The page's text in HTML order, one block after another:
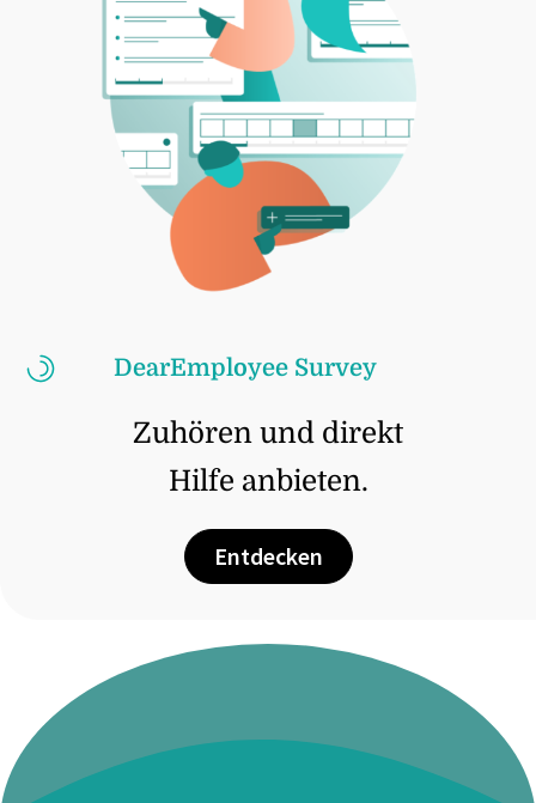
DearEmployee Survey
Zuhören und direkt
Hilfe anbieten.
Entdecken